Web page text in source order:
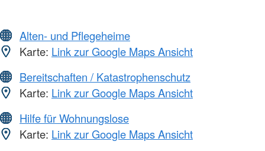
Alten- und Pflegeheime
Karte: Link zur Google Maps Ansicht
Bereitschaften / Katastrophenschutz
Karte: Link zur Google Maps Ansicht
Hilfe für Wohnungslose
Karte: Link zur Google Maps Ansicht